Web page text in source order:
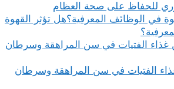
للحفاظ على صحة العظام
هل تؤثر القهوة
الفتيات في سن المراهقة وسرطان